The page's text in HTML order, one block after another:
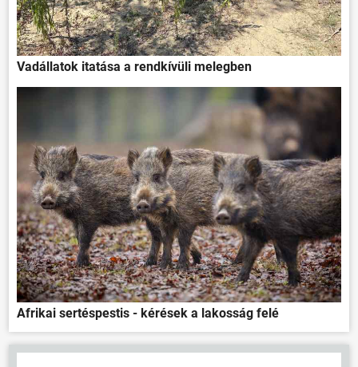
ÖNKORMÁNYZAT
ÜGYINTÉZÉS
KÖZÖSSÉG
HÍREK
VÁLASZTÁSOK
Vadállatok itatása a rendkívüli melegben
Afrikai sertéspestis - kérések a lakosság felé